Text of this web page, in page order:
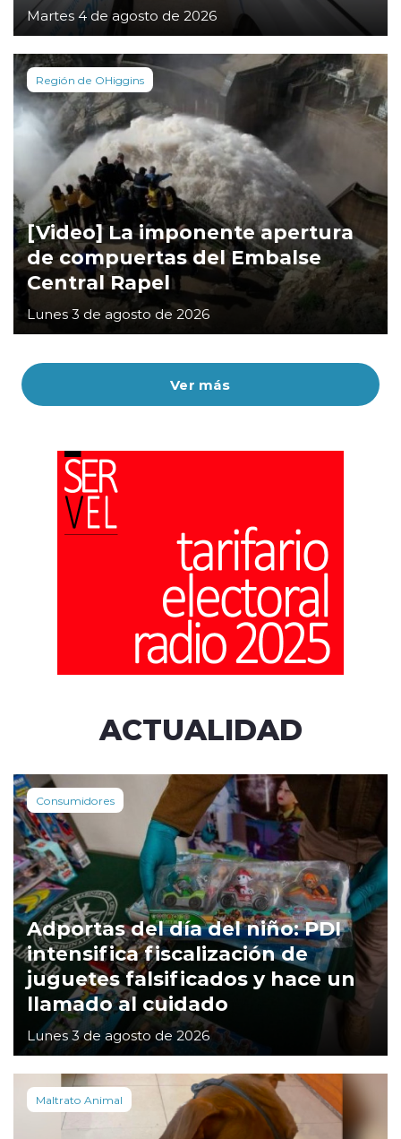
Ver más
Martes 4 de agosto de 2026
Región de OHiggins
[Video] La imponente apertura
de compuertas del Embalse
Central Rapel
Lunes 3 de agosto de 2026
ACTUALIDAD
Consumidores
Adportas del día del niño: PDI
intensifica fiscalización de
juguetes falsificados y hace un
llamado al cuidado
Lunes 3 de agosto de 2026
Maltrato Animal